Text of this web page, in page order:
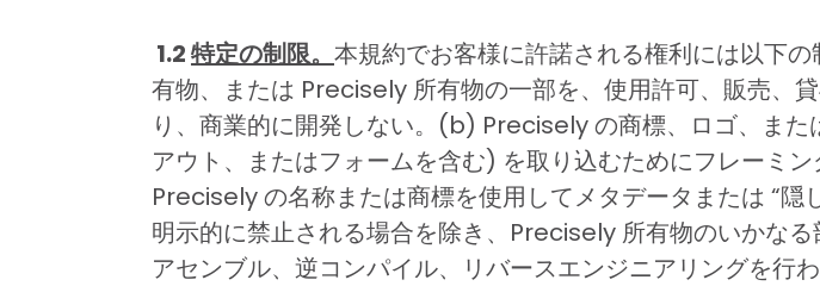
1.2特定の制限。 本規約でお客様に許諾される権利には以下
有物、または Precisely 所有物の一部を、使用許可、販売、
り、商業的に開発しない。(b) Precisely の商標、ロゴ、ま
アウト、またはフォームを含む) を取り込むためにフレーミ
Precisely の名称または商標を使用してメタデータまたは “隠
明示的に禁止される場合を除き、Precisely 所有物のいかな
アセンブル、逆コンパイル、リバースエンジニアリングを